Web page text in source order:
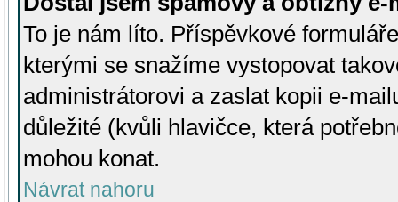
To je nám líto. Příspěvkové
kterými se snažíme vystopovat
administrátorovi a zaslat kopii e-
důležité (kvůli hlavičce, která
mohou konat.
Návrat nahoru